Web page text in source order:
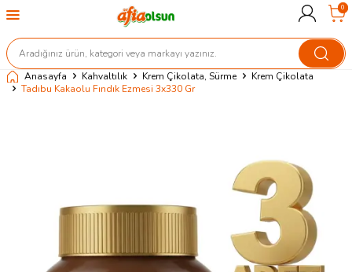
0
Anasayfa Kahvaltılık Krem Çikolata, Sürme
Krem Çikolata
Tadıbu Kakaolu Fındık Ezmesi 3x330 Gr